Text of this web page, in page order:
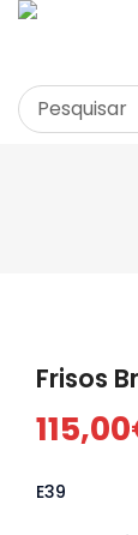
Loja Virtual
Frisos
115,00
E39